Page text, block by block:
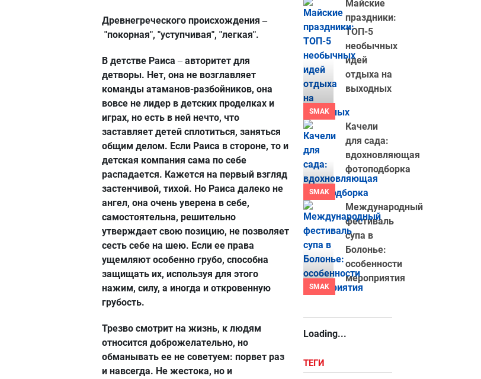
Древнегреческого происхождения –
"покорная", "уступчивая", "легкая".
В детстве Раиса – авторитет для
детворы. Нет, она не возглавляет
команды атаманов-разбойников, она
вовсе не лидер в детских проделках и
играх, но есть в ней нечто, что
заставляет детей сплотиться, заняться
общим делом. Если Раиса в стороне, то и
детская компания сама по себе
распадается. Кажется на первый взгляд
застенчивой, тихой. Но Раиса далеко не
ангел, она очень уверена в себе,
самостоятельна, решительно
утверждает свою позицию, не позволяет
сесть себе на шею. Если ее права
ущемляют особенно грубо, способна
защищать их, используя для этого
нажим, силу, а иногда и откровенную
грубость.
Трезво смотрит на жизнь, к людям
относится доброжелательно, но
обманывать ее не советуем: порвет раз
и навсегда. Не жестока, но и
SMAK
Майские
праздники:
ТОП-5
необычных
идей
отдыха на
выходных
SMAK
Качели
для сада:
вдохновляющая
фотоподборка
SMAK
Международный
фестиваль
супа в
Болонье:
особенности
мероприятия
Loading...
ТЕГИ